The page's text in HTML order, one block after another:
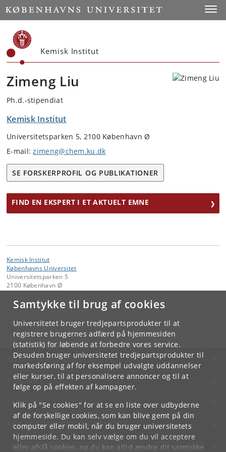
Samtykke til brug af cookies
Universitetet bruger tredjepartsprodukter til at
registrere brugernes adfærd på hjemmesiden
(statistik) for løbende at forbedre vores service.
Desuden bruger universitetet tredjepartsprodukter til
markedsføring af for eksempel udvalgte uddannelser
eller kurser, til at personalisere annoncer og til at
følge op på effekten af kampagner.
Klik på "Se cookies" for at se en liste over udbyderne
af de forskellige cookies, som kan blive gemt på din
computer eller mobil, når du bruger universitetets
hjemmeside. Du kan selv vælge om du vil acceptere
eller afslå cookies, og du kan altid ændre dit samtykke
Start
Kemisk Institut
Zimeng Liu
Ph.d.-stipendiat
Kemisk Institut
Universitetsparken 5, 2100 København Ø
E-mail:zimeng@chem.ku.dk
SE FORSKERPROFIL OG PUBLIKATIONER
FIND EN EKSPERT I ET AKTUELT EMNE
Kemisk Institut
Københavns Universitet
Universitetsparken 5
2100 København Ø
Kontakt:
Administrator
chemadm@chem. ku.dk
KØBENHAVNS UNIVERSITET
KONTAKT
SERVICES
FOR STUDERENDE OG ANSATTE
JOB OG KARRIERE